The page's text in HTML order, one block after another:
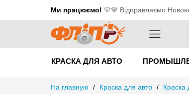
Ми працюємо! 💛​💙 Відправляємо
КРАСКА ДЛЯ АВТО
На главную / Краска для авто / Краска